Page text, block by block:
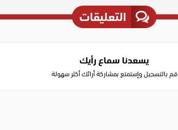
التعليقات
يسعدنا سماع رأيك
قم بالتسجيل وإستمتع بمشاركة أرائك أكثر سهولة